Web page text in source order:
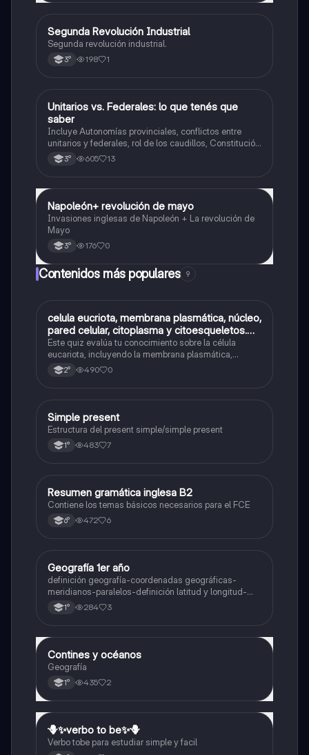
Historia
Segunda Revolución Industrial
Segunda revolución industrial.
3° 198 1
Historia
Unitarios vs. Federales: lo que tenés que
saber
Incluye Autonomías provinciales, conflictos entre
unitarios y federales, rol de los caudillos, Constitución
de 1826, figura de Dorrego y hegemonía de Rosas,
resumen, comparaciones y línea del tiempo.
3° 605 13
Historia
Napoleón+ revolución de mayo
Invasiones inglesas de Napoleón + La revolución de
Mayo
3° 176 0
Contenidos más populares 9
CBiología
celula eucriota, membrana plasmática, núcleo,
pared celular, citoplasma y citoesqueletos.
nombre se las partes de la celula eucariota
Este quiz evalúa tu conocimiento sobre la célula
eucariota, incluyendo la membrana plasmática,
núcleo, pared celular, citoplasma y citoesqueleto.
2° 490 0
Inglés
Simple present
Estructura del present simple/simple present
1° 483 7
Inglés
Resumen gramática inglesa B2
Contiene los temas básicos necesarios para el FCE
6° 472 6
Geografía
Geografía 1er año
definición geografía-coordenadas geográficas-
meridianos-paralelos-definición latitud y longitud-
elementos del mapa-definición mapa-localización
relativa y absoluta
1° 284 3
Geografía
Contines y océanos
Geografía
1° 435 2
Inglés
🪻✨️verbo to be✨️🪻
Verbo tobe para estudiar simple y facil